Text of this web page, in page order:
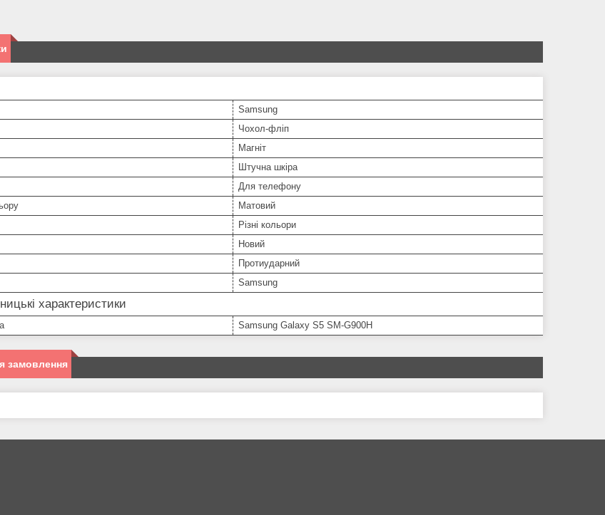
Samsung
Чохол-фліп
Магніт
Штучна шкіра
Для телефону
Матовий
Різні кольори
Новий
Протиударний
Samsung
характеристики
Samsung Galaxy S5 SM-G900H
замовлення